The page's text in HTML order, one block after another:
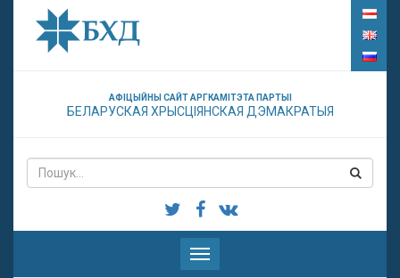
АФІЦЫЙНЫ САЙТ АРГКАМІТЭТА ПАРТЫІ
БЕЛАРУСКАЯ ХРЫСЦІЯНСКАЯ ДЭМАКРАТЫЯ
Паказаць
меню